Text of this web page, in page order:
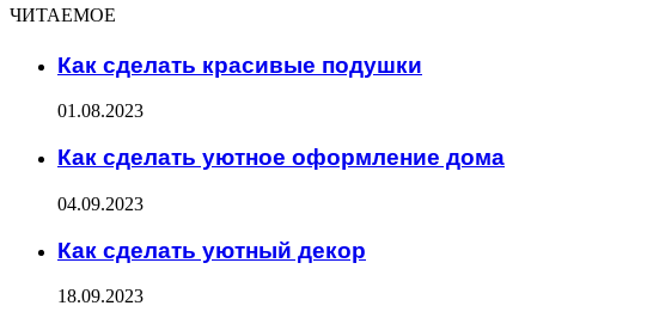
ЧИТАЕМОЕ
Как сделать красивые подушки
01.08.2023
Как сделать уютное оформление дома
04.09.2023
Как сделать уютный декор
18.09.2023